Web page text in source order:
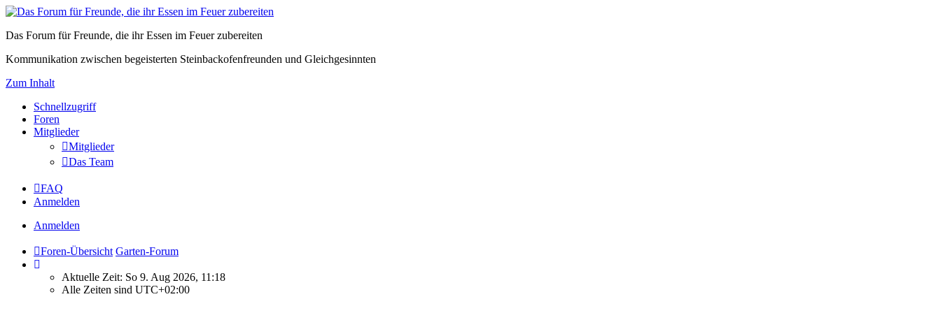
Das Forum für Freunde, die ihr Essen im Feuer zubereiten
Kommunikation zwischen begeisterten Steinbackofenfreunden und Gleichgesinnten
Zum Inhalt
Schnellzugriff
Foren
Mitglieder
Mitglieder
Das Team
FAQ
Anmelden
Anmelden
Foren-Übersicht Garten-Forum
Aktuelle Zeit: So 9. Aug 2026, 11:18
Alle Zeiten sind UTC+02:00